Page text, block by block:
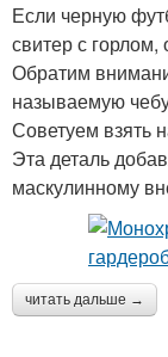
Если черную
свитер с
Обратим
называемую
Советуем взять
Эта деталь
маскулинному
читать дальше →